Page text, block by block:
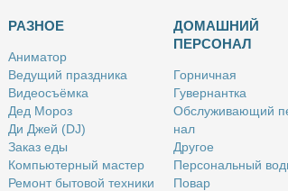
РАЗНОЕ
Ани­ма­тор
Ве­ду­щий празд­ни­ка
Ви­део­съём­ка
Дед Мо­роз
Ди Джей (DJ)
За­каз еды
Ком­пью­тер­ный ма­стер
Ре­монт бы­то­вой тех­ни­ки
ДОМАШНИЙ
ПЕРСОНАЛ
Гор­нич­ная
Гу­вер­нант­ка
Об­слу­жи­ва­ю­щий
нал
Дру­гое
Пер­со­наль­ный
По­вар